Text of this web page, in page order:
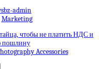
admin
Marketing
чтобы не платить НДС и
пошлину
Accessories